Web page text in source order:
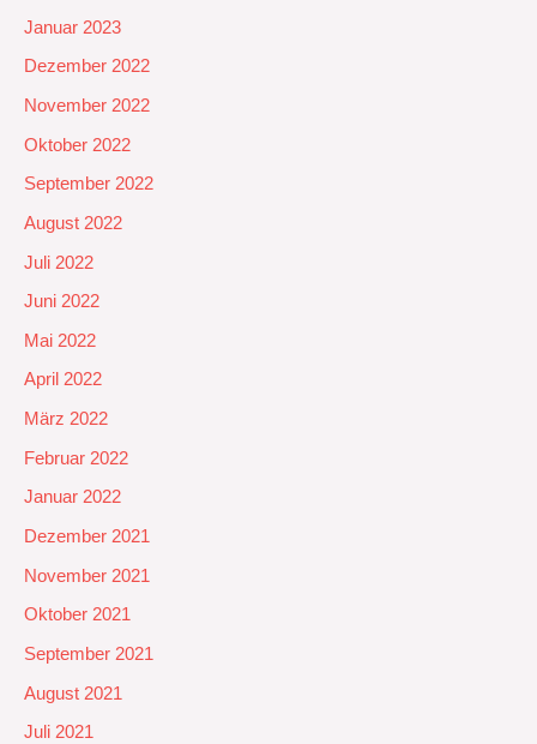
Januar 2023
Dezember 2022
November 2022
Oktober 2022
September 2022
August 2022
Juli 2022
Juni 2022
Mai 2022
April 2022
März 2022
Februar 2022
Januar 2022
Dezember 2021
November 2021
Oktober 2021
September 2021
August 2021
Juli 2021